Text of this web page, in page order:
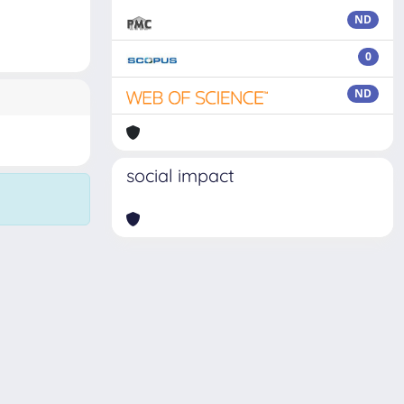
ND
0
ND
social impact